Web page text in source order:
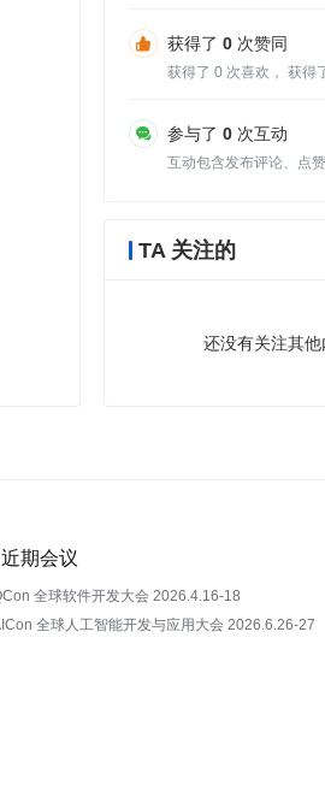
获得了 0 次赞同
获得了 0 次喜欢， 获得
参与了 0 次互动
互动包含发布评论、点
TA 关注的
还没有关注其
近期会议
全球软件开发大会 2026.4.16-18
全球人工智能开发与应用大会 2026.6.26-27